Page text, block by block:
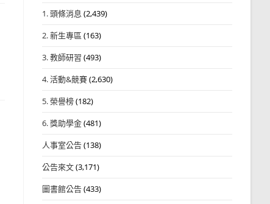
1. 頭條消息 (2,439)
2. 新生專區 (163)
3. 教師研習 (493)
4. 活動&競賽(2,630)
5. 榮譽榜(182)
6. 獎助學金(481)
人事室公告(138)
公告來文(3,171)
圖書館公告(433)